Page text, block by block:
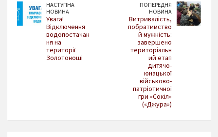
НАСТУПНА
НОВИНА
Увага!
Відключення
водопостачан
ня на
території
Золотоноші
ПОПЕРЕДНЯ
НОВИНА
Витривалість,
побратимство
й мужність:
завершено
територіальн
ий етап
дитячо-
юнацької
військово-
патріотичної
гри «Сокіл»
(«Джура»)